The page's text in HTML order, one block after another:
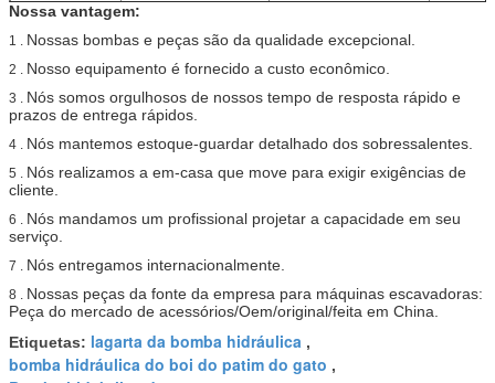
SQP42 42/45/50/57/60/66/75
42/45/50/57/60/66/75 21/25/30/32/35/38/45
Nossa vantagem:
1 . Nossas bombas e peças são da qualidade excepcional.
2 . Nosso equipamento é fornecido a custo econômico.
3 . Nós somos orgulhosos de nossos tempo de resposta rápido e
prazos de entrega rápidos.
4 . Nós mantemos estoque-guardar detalhado dos sobressalentes.
5 . Nós realizamos a em-casa que move para exigir exigências de
cliente.
6 . Nós mandamos um profissional projetar a capacidade em seu
serviço.
7 . Nós entregamos internacionalmente.
8 . Nossas peças da fonte da empresa para máquinas escavadoras:
Peça do mercado de acessórios/Oem/original/feita em China.
Etiquetas: lagarta da bomba hidráulica ,
bomba hidráulica do boi do patim do gato ,